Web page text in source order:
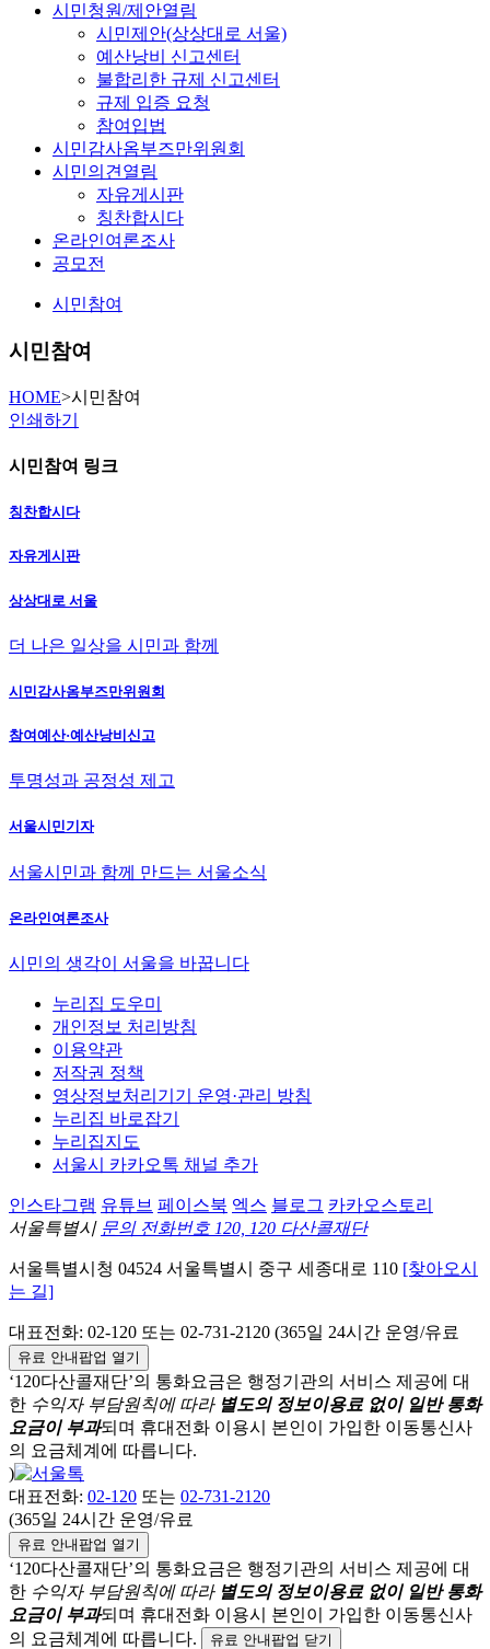
시민청원/제안열림
시민제안(상상대로 서울)
예산낭비 신고센터
불합리한 규제 신고센터
규제 입증 요청
참여입법
시민감사옴부즈만위원회
시민의견 열림
자유게시판
칭찬합시다
온라인여론조사
공모전
시민참여
시민참여
HOME>시민참여
인쇄하기
시민참여 링크
칭찬합시다
자유게시판
상상대로 서울
더 나은 일상을 시민과 함께
시민감사옴부즈만위원회
참여예산·예산낭비신고
투명성과 공정성 제고
서울시민기자
서울시민과 함께 만드는 서울소식
온라인여론조사
시민의 생각이 서울을 바꿉니다
누리집 도우미
개인정보 처리방침
이용약관
저작권 정책
영상정보처리기기 운영·관리 방침
누리집 바로잡기
누리집지도
서울시 카카오톡 채널 추가
인스타그램 유튜브 페이스북 엑스 블로그 카카오스토리
서울특별시 문의 전화번호 120, 120 다산콜재단
서울특별시청 04524 서울특별시 중구 세종대로 110 [찾아오시
는 길]
대표전화: 02-120 또는 02-731-2120 (365일 24시간 운영/유료
유료 안내팝업 열기
‘120다산콜재단’의 통화요금은 행정기관의 서비스 제공에 대
한 수익자 부담원칙에 따라 별도의 정보이용료 없이 일반 통화
요금이 부과되며 휴대전화 이용시 본인이 가입한 이동통신사
의 요금체계에 따릅니다.
)
대표전화: 02-120 또는 02-731-2120
(365일 24시간 운영/유료
유료 안내팝업 열기
‘120다산콜재단’의 통화요금은 행정기관의 서비스 제공에 대
한 수익자 부담원칙에 따라 별도의 정보이용료 없이 일반 통화
요금이 부과되며 휴대전화 이용시 본인이 가입한 이동통신사
의 요금체계에 따릅니다.
유료 안내팝업 닫기